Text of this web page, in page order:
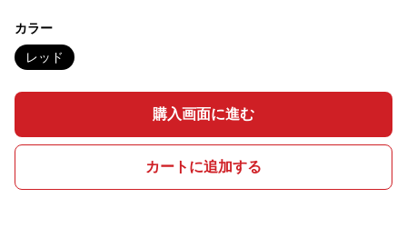
カラー
レッド
購入画面に進む
カートに追加する